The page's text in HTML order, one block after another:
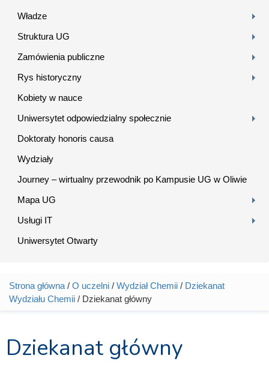
Władze
Struktura UG
Zamówienia publiczne
Rys historyczny
Kobiety w nauce
Uniwersytet odpowiedzialny społecznie
Doktoraty honoris causa
Wydziały
Journey – wirtualny przewodnik po Kampusie UG w Oliwie
Mapa UG
Usługi IT
Uniwersytet Otwarty
Jesteś tutaj
Strona główna / O uczelni / Wydział Chemii / Dziekanat
Wydziału Chemii / Dziekanat główny
Dziekanat główny